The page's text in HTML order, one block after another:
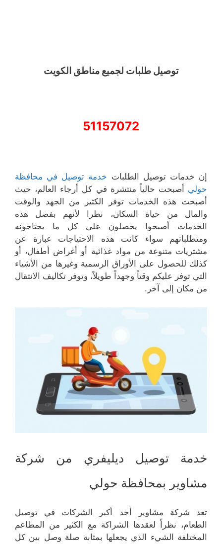
توصيل طلبات لجميع مناطق الكويت
51157072
إن خدمات توصيل الطلبات خدمة توصيل في محافظة
حولي أصبحت حالياً منتشرة في كل أرجاء العالم، حيث
أصبحت هذه الخدمات توفر الكثير من الجهد والوقت
والمال من حياة السكان، نظرا لأنهم بفضل هذه
الخدمات أصبحوا يحصلون على كل ما يحتاجونه
ومتطلباتهم سواء كانت هذه الاحتياجات عبارة عن
مشتريات متنوعة من مواد غذائية أو أغراض أطفال، أو
كذلك للحصول على الأوراق الرسمية وغيرها من الأشياء
التي توفر عليكم وقتاً وجهداً طويلاً، وتوفر تكاليف الانتقال
من مكان إلى آخر.
خدمة توصيل ديليفري من شركة
مشاوير بمحافظة حولي
تعد شركة مشاوير أحد أكبر الشركات في توصيل
الطعام، نظراً لعقدها الشراكة مع الكثير من المطاعم
المختلفة الشيء الذي يجعلها بمثابة صلة وصل بين كل